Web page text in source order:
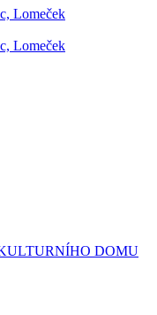
Lomeček
Lomeček
DOMU